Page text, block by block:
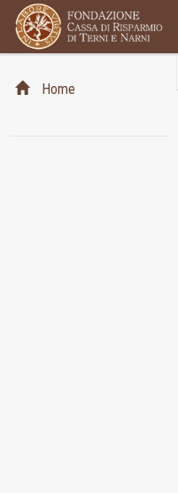
Home